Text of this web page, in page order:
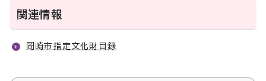
関連情報
岡崎市指定文化財目録